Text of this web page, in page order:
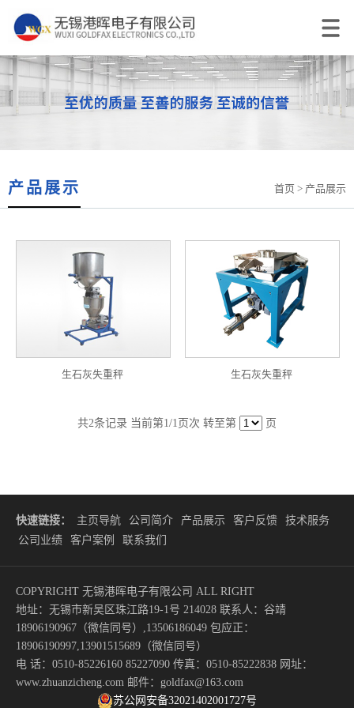
产品展示 首页 > 产品展示
生石灰失重秤 生石灰失重秤
共2条记录 当前第1 /1页次 转至第 页
快速链接： 主页导航 公司简介 产品展示 客户反馈
技术服务
公司业绩
客户案例 联系我们
COPYRIGHT 无锡港晖电子有限公司 ALL RIGHT
地址：无锡市新吴区珠江路19-1号 214028 联系人：谷靖
18906190967（微信同号）,13506186049 包应正：
18906190997,13901515689（微信同号）
电 话：0510-85226160 85227090 传真：0510-85222838 网址：
www.zhuanzicheng.com 邮件：goldfax@163.com
苏公网安备32021402001727号